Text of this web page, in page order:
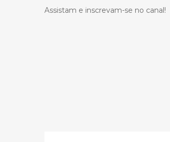
Assistam e inscrevam-se no canal!